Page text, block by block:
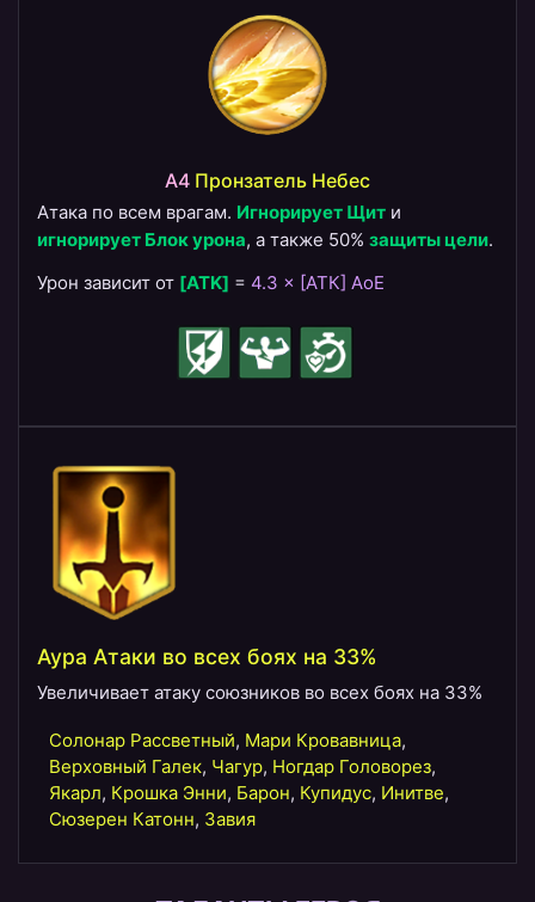
A4 Пронзатель Небес
Атака по всем врагам. Игнорирует Щит и
игнорирует Блок урона, а также 50% защиты цели.
Урон зависит от [ATK] = 4.3 × [АТК] AoE
Аура Атаки во всех боях на 33%
Увеличивает атаку союзников во всех боях на 33%
Солонар Рассветный, Мари Кровавница,
Верховный Галек, Чагур, Ногдар Головорез,
Якарл, Крошка Энни, Барон, Купидус, Инитве,
Сюзерен Катонн, Завия